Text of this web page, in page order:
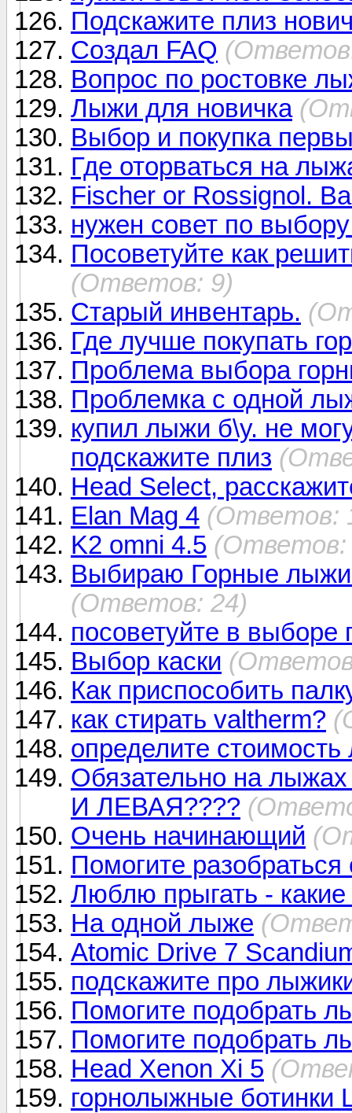
Подскажите плиз
Создал FAQ
Вопрос по ростовке
Лыжи для новичка
Выбор и покупка
Где оторваться на
Fischer or Rossignol.
нужен совет по
Посоветуйте как
(Ответов: 9)
Старый инвентарь.
Где лучше покупать
Проблема выбора
Проблемка с одной
купил лыжи б\у. не
подскажите плиз
Head Select,
Elan Mag 4 (Ответов:
K2 omni 4.5 (Ответов:
Выбираю Горные лыжи
(Ответов: 24)
посоветуйте в
Выбор каски
Как приспособить
как стирать valtherm?
определите
Обязательно на
И ЛЕВАЯ????
Очень начинающий
Помогите разобраться
Люблю прыгать -
На одной лыже
Atomic Drive 7
подскажите про
Помогите подобрать
Помогите подобрать
Head Xenon Xi 5
горнолыжные ботинки